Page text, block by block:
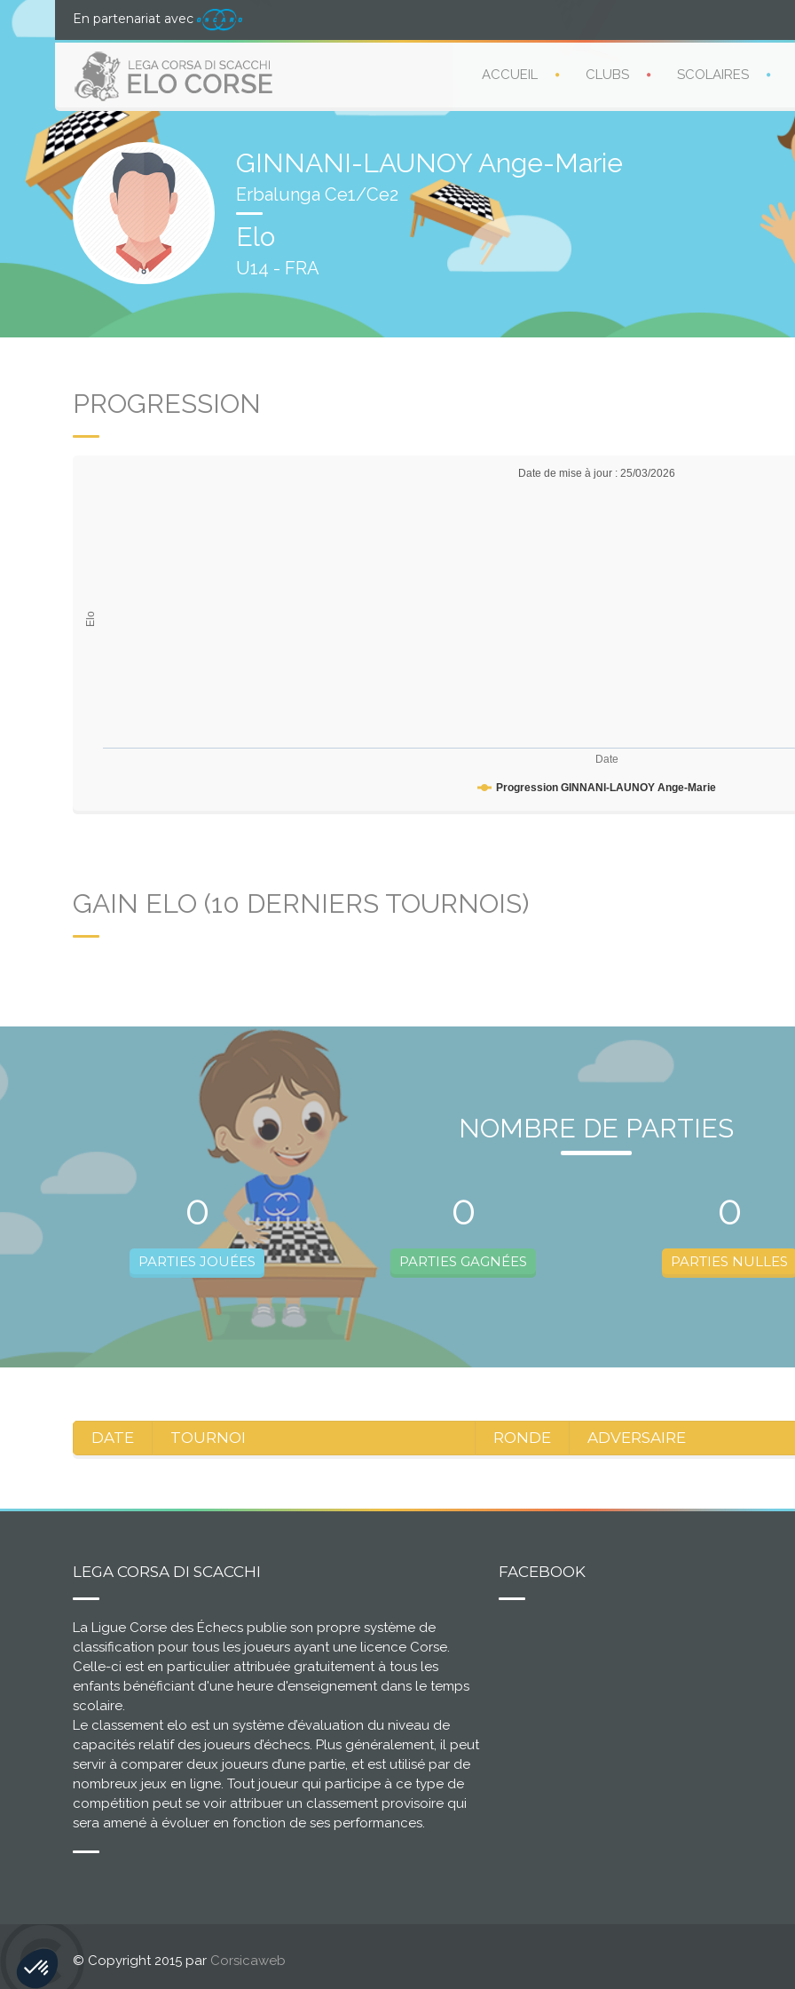
En partenariat avec
ACCUEIL CLUBS SCOLAIRES
GINNANI-LAUNOY Ange-Marie
Erbalunga Ce1/Ce2
Elo
U14 - FRA
PROGRESSION
Date
Elo
Date de mise à jour : 25/03/2026
Progression GINNANI-LAUNOY Ange-Marie
GAIN ELO (10 DERNIERS TOURNOIS)
NOMBRE DE PARTIES
0
PARTIES JOUÉES
0
PARTIES GAGNÉES
0
PARTIES NULLES
DATE TOURNOI RONDE ADVERSAIRE
LEGA CORSA DI SCACCHI
La Ligue Corse des Échecs publie son propre système de
classification pour tous les joueurs ayant une licence Corse.
Celle-ci est en particulier attribuée gratuitement à tous les
enfants bénéficiant d'une heure d'enseignement dans le temps
scolaire.
Le classement elo est un système d’évaluation du niveau de
capacités relatif des joueurs d’échecs. Plus généralement, il peut
servir à comparer deux joueurs d’une partie, et est utilisé par de
nombreux jeux en ligne. Tout joueur qui participe à ce type de
compétition peut se voir attribuer un classement provisoire qui
sera amené à évoluer en fonction de ses performances.
FACEBOOK
© Copyright 2015 par Corsicaweb